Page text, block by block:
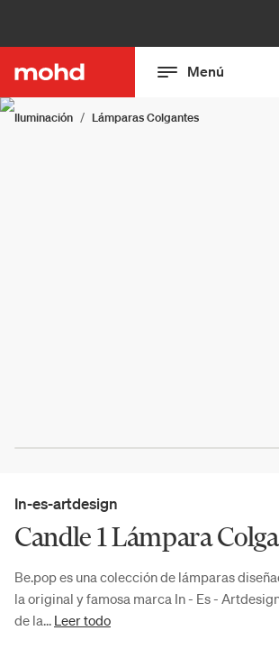
Menú
Iluminación Lámparas Colgantes
In-es-artdesign
Candle 1 Lámpara
Be.pop es una colección de lámparas
la original y famosa marca In - Es -
de la... Leer todo